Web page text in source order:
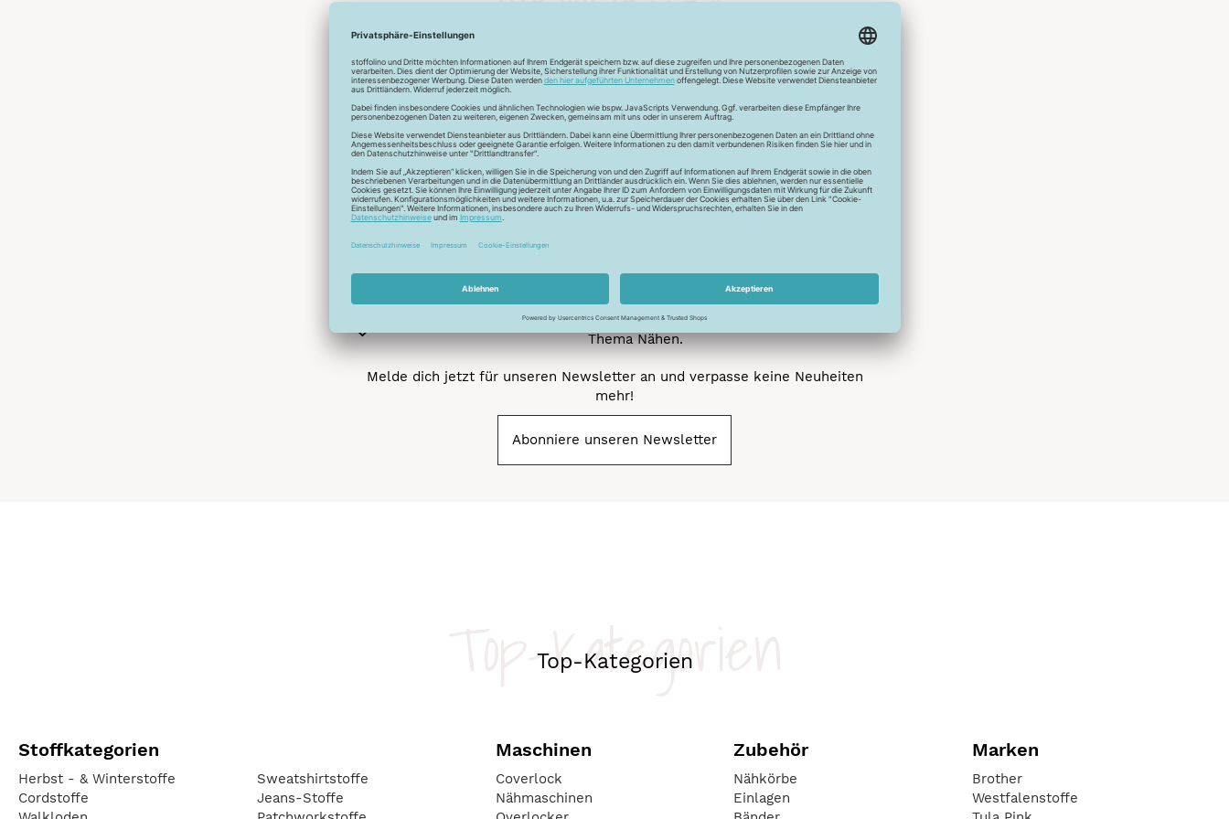
Abonniere jetzt unseren exklusiven Newsletter und profitiere von zahlreichen
Aktionen und Rabatte: Als Newsletter Abonnent erfährst du als erstes
von unseren Aktionen und Rabatten!
Neue Stoffe entdecken: Wir informieren dich regelmäßig über die
neuesten Stofftrends der Saison. Plane mit uns deine neuen
Nähprojekte.
Inspiration: Lass dich von unseren kreativen Ideen und Nähbeispielen
inspirieren! Wir teilen mit dir unsere DIY-Ideen und verraten dir die
Veranstaltungen: Kein Event ohne dich! Denn du erfährst vor allen
anderen von unseren geplanten Events.
Gewinnspiele: Sichere dir deine Chance auf tolle Preise rund um das
Thema Nähen.
Melde dich jetzt für unseren Newsletter an und verpasse keine Neuheiten
mehr!
Abonniere unseren Newsletter
Top-Kategorien
Top-Kategorien
Stoffkategorien
Herbst - & Winterstoffe
Cordstoffe
Sweatshirtstoffe
Jeans-Stoffe
Maschinen
Coverlock
Nähmaschinen
Zubehör
Nähkörbe
Einlagen
Marken
Brother
Westfalenstoffe